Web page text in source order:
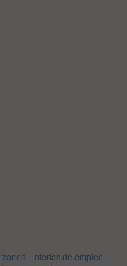
ofertas de empleo